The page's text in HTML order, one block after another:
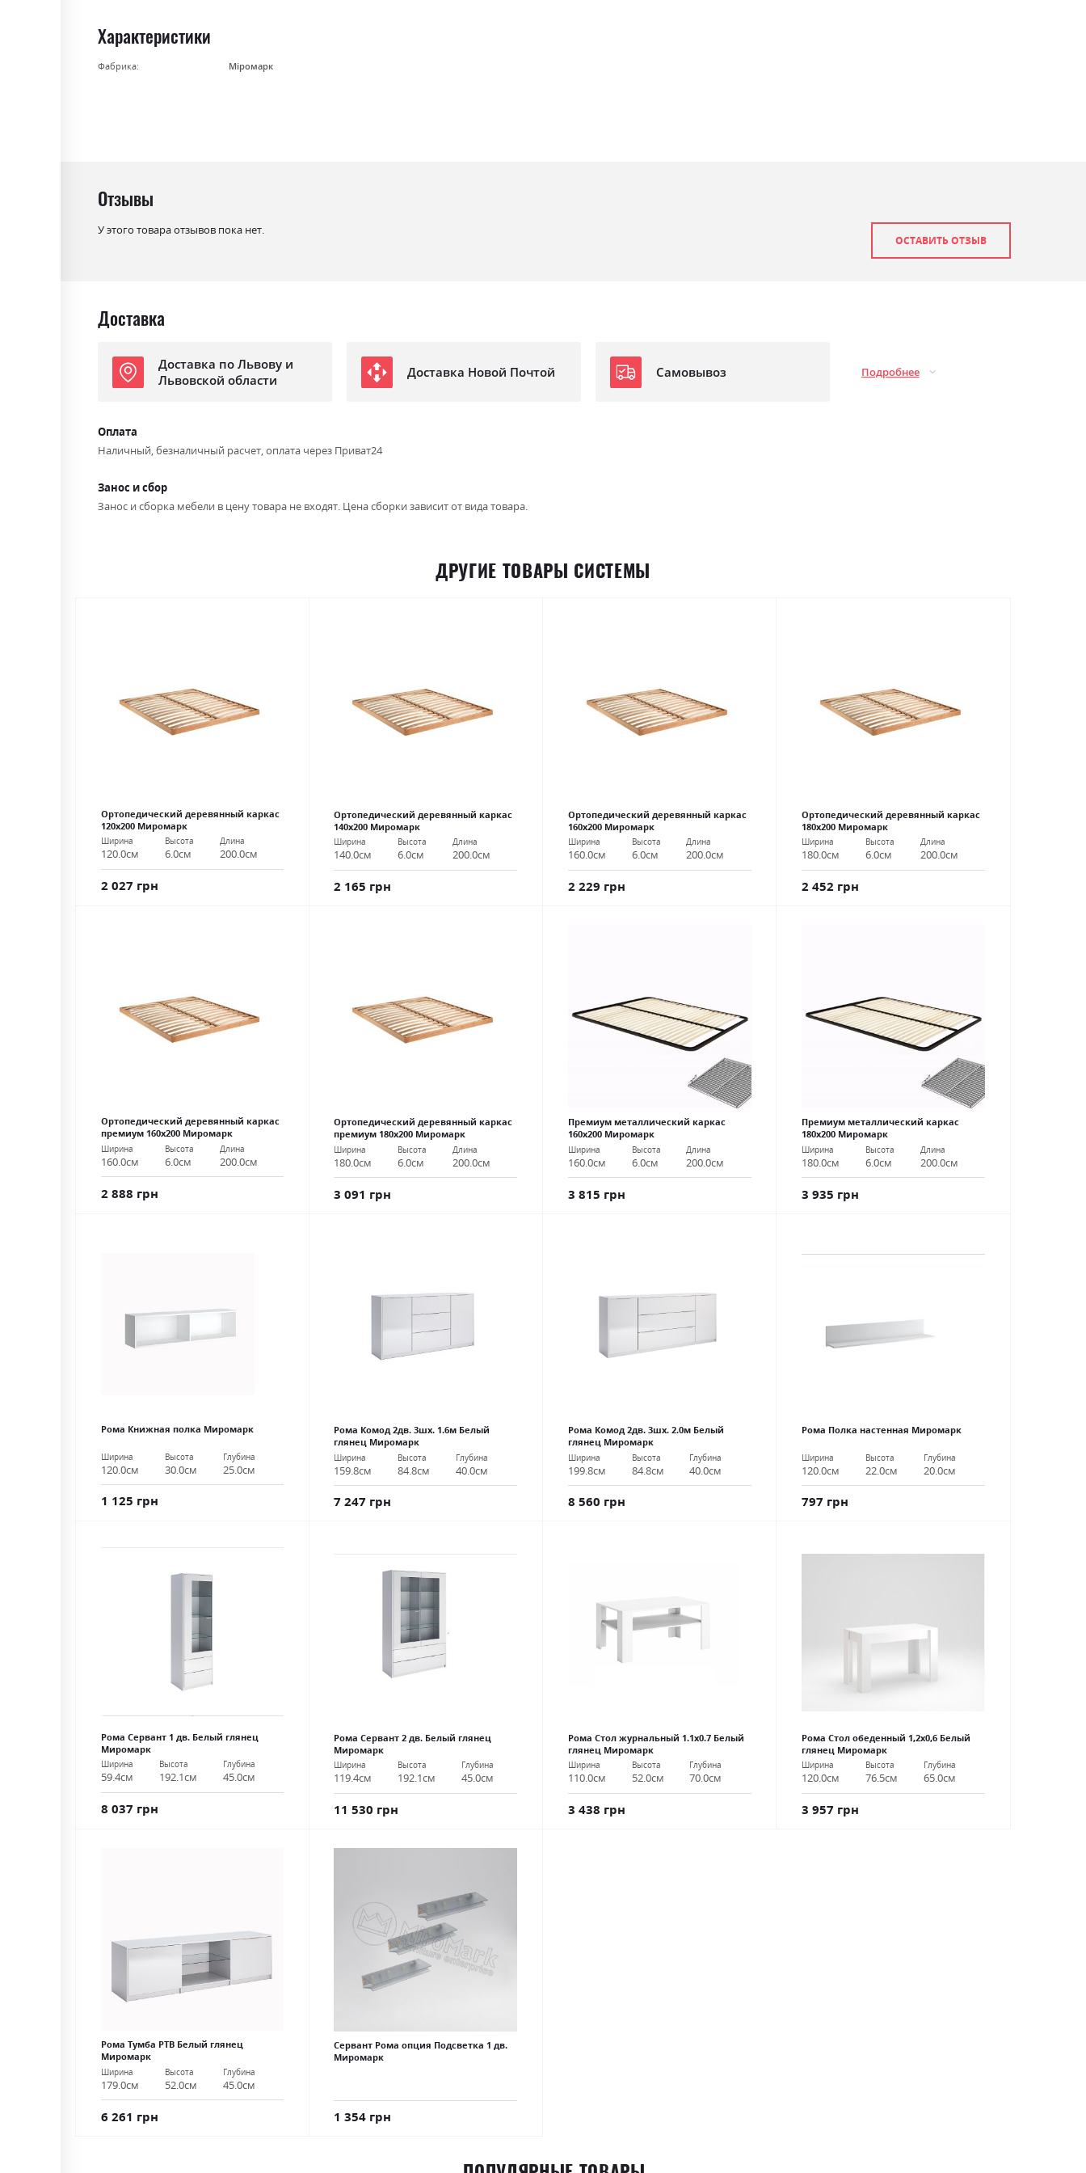
Характеристики
Фабрика: Міромарк
Отзывы
У этого товара отзывов пока нет.
ОСТАВИТЬ ОТЗЫВ
Доставка
Доставка по Львову и
Львовской области
Доставка Новой Почтой Самовывоз Подробнее
Оплата
Наличный, безналичный расчет, оплата через Приват24
Занос и сбор
Занос и сборка мебели в цену товара не входят. Цена сборки зависит от вида товара.
ДРУГИЕ ТОВАРЫ СИСТЕМЫ
Ортопедический деревянный каркас
120х200 Миромарк
Ширина
120.0см
Высота
6.0см
Длина
200.0см
2 027 грн
Ортопедический деревянный каркас
140х200 Миромарк
Ширина
140.0см
Высота
6.0см
Длина
200.0см
2 165 грн
Ортопедический деревянный каркас
160х200 Миромарк
Ширина
160.0см
Высота
6.0см
Длина
200.0см
2 229 грн
Ортопедический деревянный каркас
180х200 Миромарк
Ширина
180.0см
Высота
6.0см
Длина
200.0см
2 452 грн
Ортопедический деревянный каркас
премиум 160х200 Миромарк
Ширина
160.0см
Высота
6.0см
Длина
200.0см
2 888 грн
Ортопедический деревянный каркас
премиум 180х200 Миромарк
Ширина
180.0см
Высота
6.0см
Длина
200.0см
3 091 грн
Премиум металлический каркас
160х200 Миромарк
Ширина
160.0см
Высота
6.0см
Длина
200.0см
3 815 грн
Премиум металлический каркас
180х200 Миромарк
Ширина
180.0см
Высота
6.0см
Длина
200.0см
3 935 грн
Рома Книжная полка Миромарк
Ширина
120.0см
Высота
30.0см
Глубина
25.0см
1 125 грн
Рома Комод 2дв. 3шх. 1.6м Белый
глянец Миромарк
Ширина
159.8см
Высота
84.8см
Глубина
40.0см
7 247 грн
Рома Комод 2дв. 3шх. 2.0м Белый
глянец Миромарк
Ширина
199.8см
Высота
84.8см
Глубина
40.0см
8 560 грн
Рома Полка настенная Миромарк
Ширина
120.0см
Высота
22.0см
Глубина
20.0см
797 грн
Рома Сервант 1 дв. Белый глянец
Миромарк
Ширина
59.4см
Высота
192.1см
Глубина
45.0см
8 037 грн
Рома Сервант 2 дв. Белый глянец
Миромарк
Ширина
119.4см
Высота
192.1см
Глубина
45.0см
11 530 грн
Рома Стол журнальный 1.1х0.7 Белый
глянец Миромарк
Ширина
110.0см
Высота
52.0см
Глубина
70.0см
3 438 грн
Рома Стол обеденный 1,2х0,6 Белый
глянец Миромарк
Ширина
120.0см
Высота
76.5см
Глубина
65.0см
3 957 грн
Рома Тумба РТВ Белый глянец
Миромарк
Ширина
179.0см
Высота
52.0см
Глубина
45.0см
6 261 грн
Сервант Рома опция Подсветка 1 дв.
Миромарк
1 354 грн